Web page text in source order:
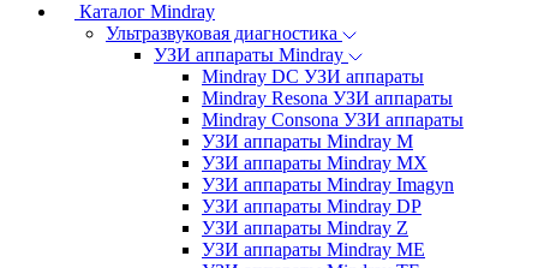
Каталог Mindray
Ультразвуковая диагностика
УЗИ аппараты Mindray
Mindray DC УЗИ аппараты
Mindray Resona УЗИ аппараты
Mindray Consona УЗИ аппараты
УЗИ аппараты Mindray M
УЗИ аппараты Mindray MX
УЗИ аппараты Mindray Imagyn
УЗИ аппараты Mindray DP
УЗИ аппараты Mindray Z
УЗИ аппараты Mindray ME